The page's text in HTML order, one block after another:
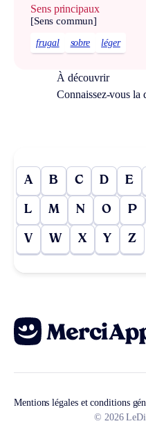
Sens principaux
[Sens commun]
frugal sobre léger
À découvrir
Connaissez-vous
A B C D E
L M N O P
V W X Y Z
Mentions légales et conditions
© 2026